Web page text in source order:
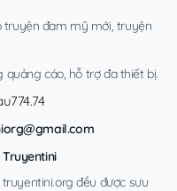
truyện đam mỹ mới, truyện
cáo, hỗ trợ đa thiết bị.
đều được sưu